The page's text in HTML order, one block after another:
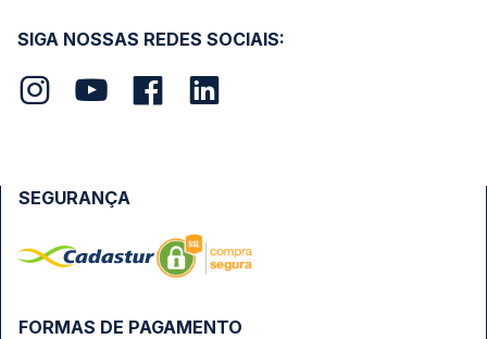
SIGA NOSSAS REDES SOCIAIS:
FORMAS DE PAGAMENTO
SEGURANÇA